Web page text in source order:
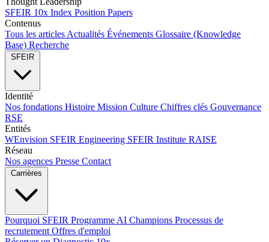
SFEIR 10x Index Position Papers
Contenus
Tous les articles Actualités Événements Glossaire (Knowledge
Base) Recherche
SFEIR
Identité
Nos fondations Histoire Mission Culture Chiffres clés Gouvernance
RSE
Entités
WEnvision SFEIR Engineering SFEIR Institute RAISE
Réseau
Nos agences Presse Contact
Carrières
Pourquoi SFEIR Programme AI Champions Processus de
recrutement Offres d'emploi